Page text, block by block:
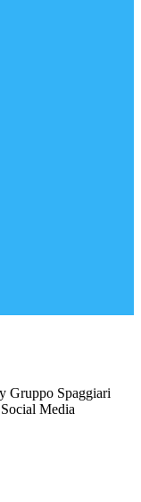
Gruppo Spaggiari
Media